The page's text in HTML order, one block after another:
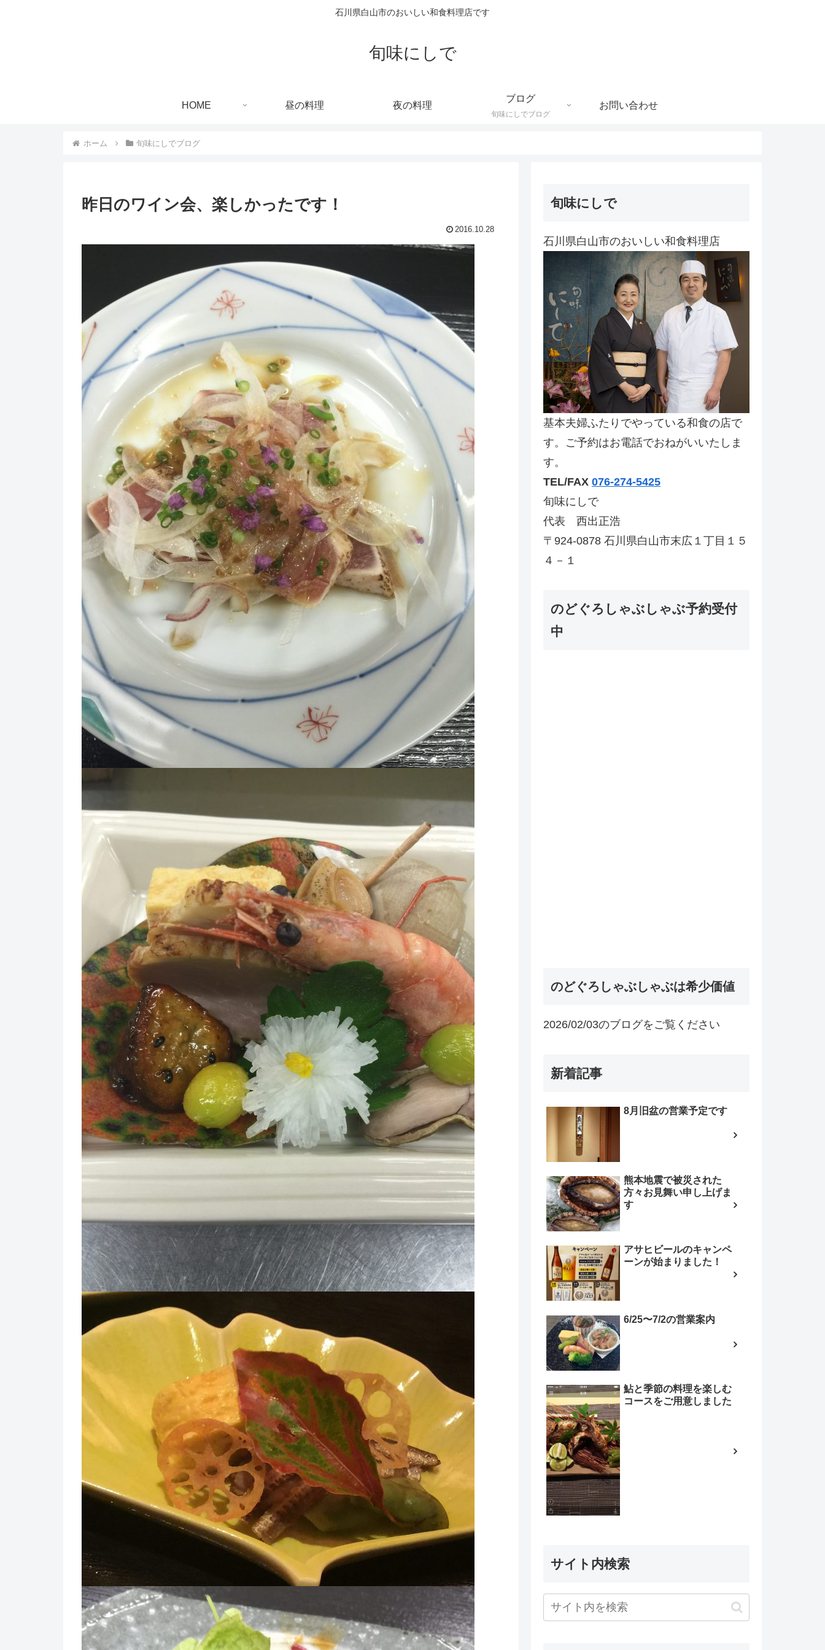
石川県白山市のおいしい和食料理店です
旬味にしで
HOME 昼の料理 夜の料理
ブログ
旬味にしでブログ
お問い合わせ
ホーム 旬味にしでブログ
昨日のワイン会、楽しかったです！
2016.10.28
旬味にしで
石川県白山市のおいしい和食料理店
基本夫婦ふたりでやっている和食の店で
す。ご予約はお電話でおねがいいたしま
す。
TEL/FAX 076-274-5425
旬味にしで
代表 西出正浩
〒924-0878 石川県白山市末広１丁目１５
４－１
のどぐろしゃぶしゃぶ予約受付
中
のどぐろしゃぶしゃぶは希少価値
2026/02/03のブログをご覧ください
新着記事
8月旧盆の営業予定です
熊本地震で被災された
方々お見舞い申し上げま
す
アサヒビールのキャンペ
ーンが始まりました！
6/25〜7/2の営業案内
鮎と季節の料理を楽しむ
コースをご用意しました
サイト内検索